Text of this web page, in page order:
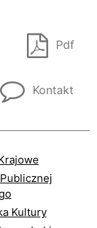
Pdf
Kontakt